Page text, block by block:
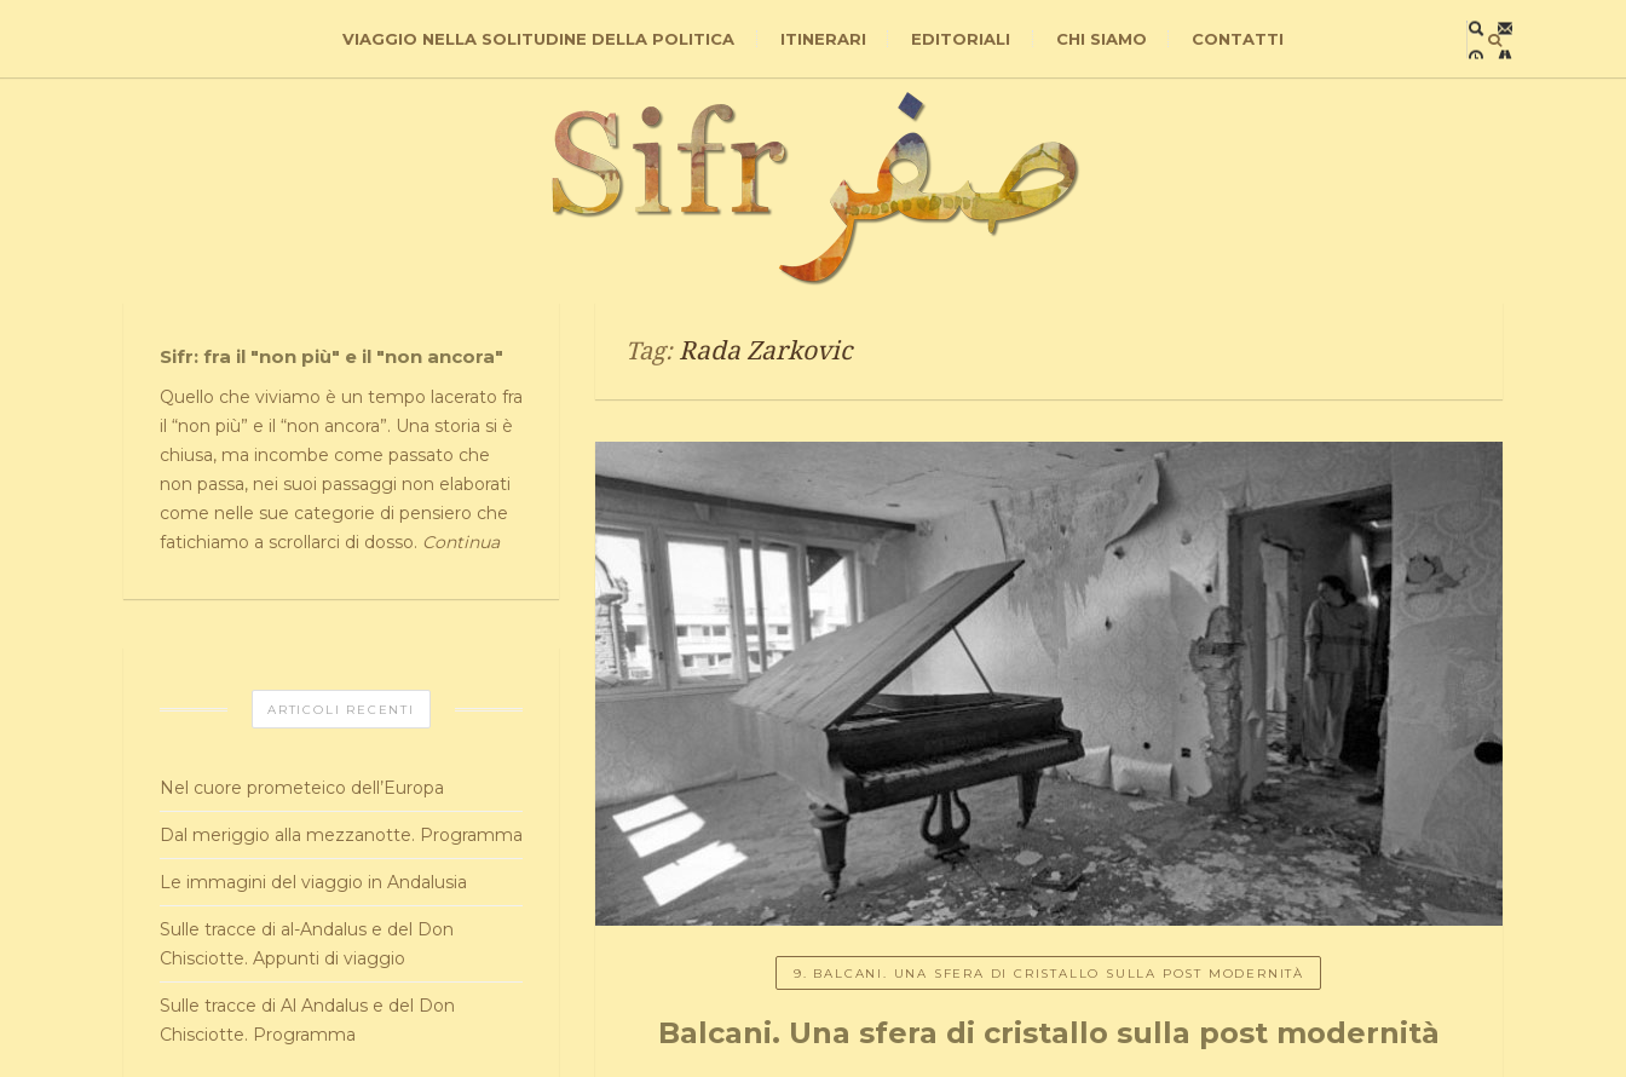
VIAGGIO NELLA SOLITUDINE DELLA POLITICA ITINERARI EDITORIALI CHI SIAMO CONTATTI
Tag: Rada Zarkovic
9. BALCANI. UNA SFERA DI CRISTALLO SULLA POST MODERNITÀ
Balcani. Una sfera di cristallo sulla post modernità
Sifr: fra il "non più" e il "non ancora"
Quello che viviamo è un tempo lacerato fra
il “non più” e il “non ancora”. Una storia si è
chiusa, ma incombe come passato che
non passa, nei suoi passaggi non elaborati
come nelle sue categorie di pensiero che
fatichiamo a scrollarci di dosso. Continua
ARTICOLI RECENTI
Nel cuore prometeico dell’Europa
Dal meriggio alla mezzanotte. Programma
Le immagini del viaggio in Andalusia
Sulle tracce di al-Andalus e del Don
Chisciotte. Appunti di viaggio
Sulle tracce di Al Andalus e del Don
Chisciotte. Programma